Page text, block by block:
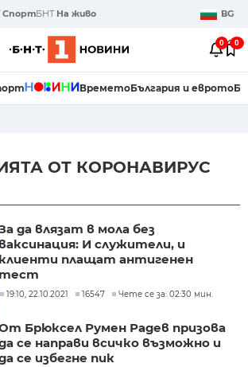
СпортБНТ На живо BG
0 0
ВреметоБългария и еврото
ОТ КОРОНАВИРУС
да влязат в мола без
ваксинация: И служители, и
клиенти плащат антигенен
тест
19:10, 22.10.2021 16547 Чете се за: 02:30 мин.
Брюксел Румен Радев призова
се направи всичко възможно и
се избегне пик